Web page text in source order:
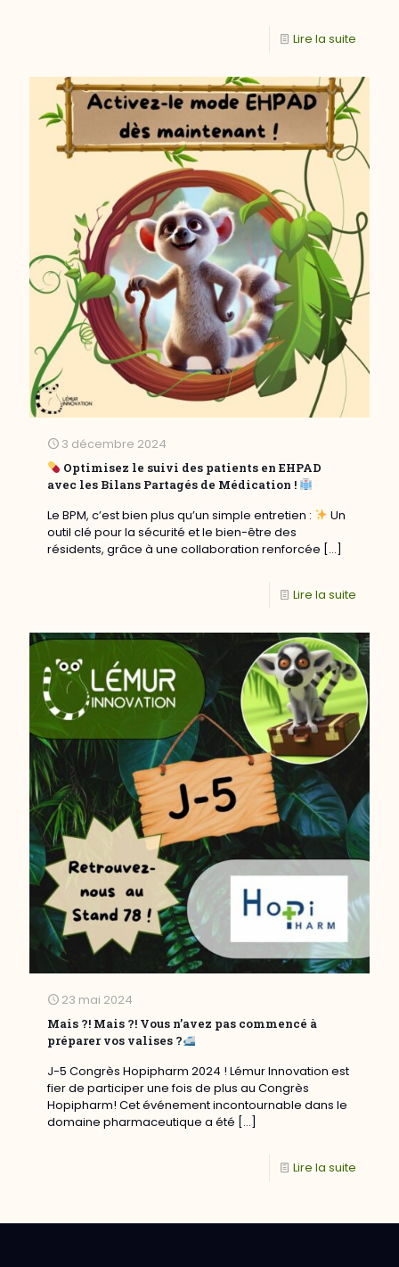
Lire la suite
3 décembre 2024
Optimisez le suivi des patients en EHPAD
avec les Bilans Partagés de Médication !
Le BPM, c’est bien plus qu’un simple entretien :
Un
outil clé pour la sécurité et le bien-être des
résidents, grâce à une collaboration renforcée […]
Lire la suite
23 mai 2024
Mais ?! Mais ?! Vous n’avez pas commencé à
préparer vos valises ?
J-5 Congrès Hopipharm 2024 ! Lémur Innovation est
fier de participer une fois de plus au Congrès
Hopipharm! Cet événement incontournable dans le
domaine pharmaceutique a été […]
Lire la suite